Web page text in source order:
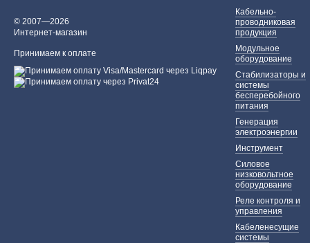
© 2007—2026
Интернет-магазин
Принимаем к оплате
Кабельно-
проводниковая
продукция
Модульное
оборудование
Стабилизаторы и
системы
бесперебойного
питания
Генерация
электроэнергии
Инструмент
Силовое
низковольтное
оборудование
Реле контроля и
управления
Кабеленесущие
системы